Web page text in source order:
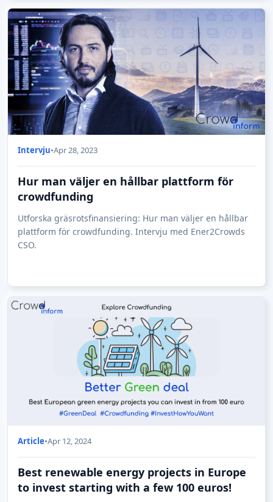
Intervju•Apr 28, 2023
Hur man väljer en hållbar plattform för
crowdfunding
Utforska gräsrotsfinansiering: Hur man väljer en hållbar
plattform för crowdfunding. Intervju med Ener2Crowds
CSO.
Article•Apr 12, 2024
Best renewable energy projects in Europe
to invest starting with a few 100 euros!